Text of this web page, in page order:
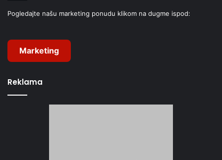
Pogledajte našu marketing ponudu klikom na dugme ispod:
Marketing
Reklama